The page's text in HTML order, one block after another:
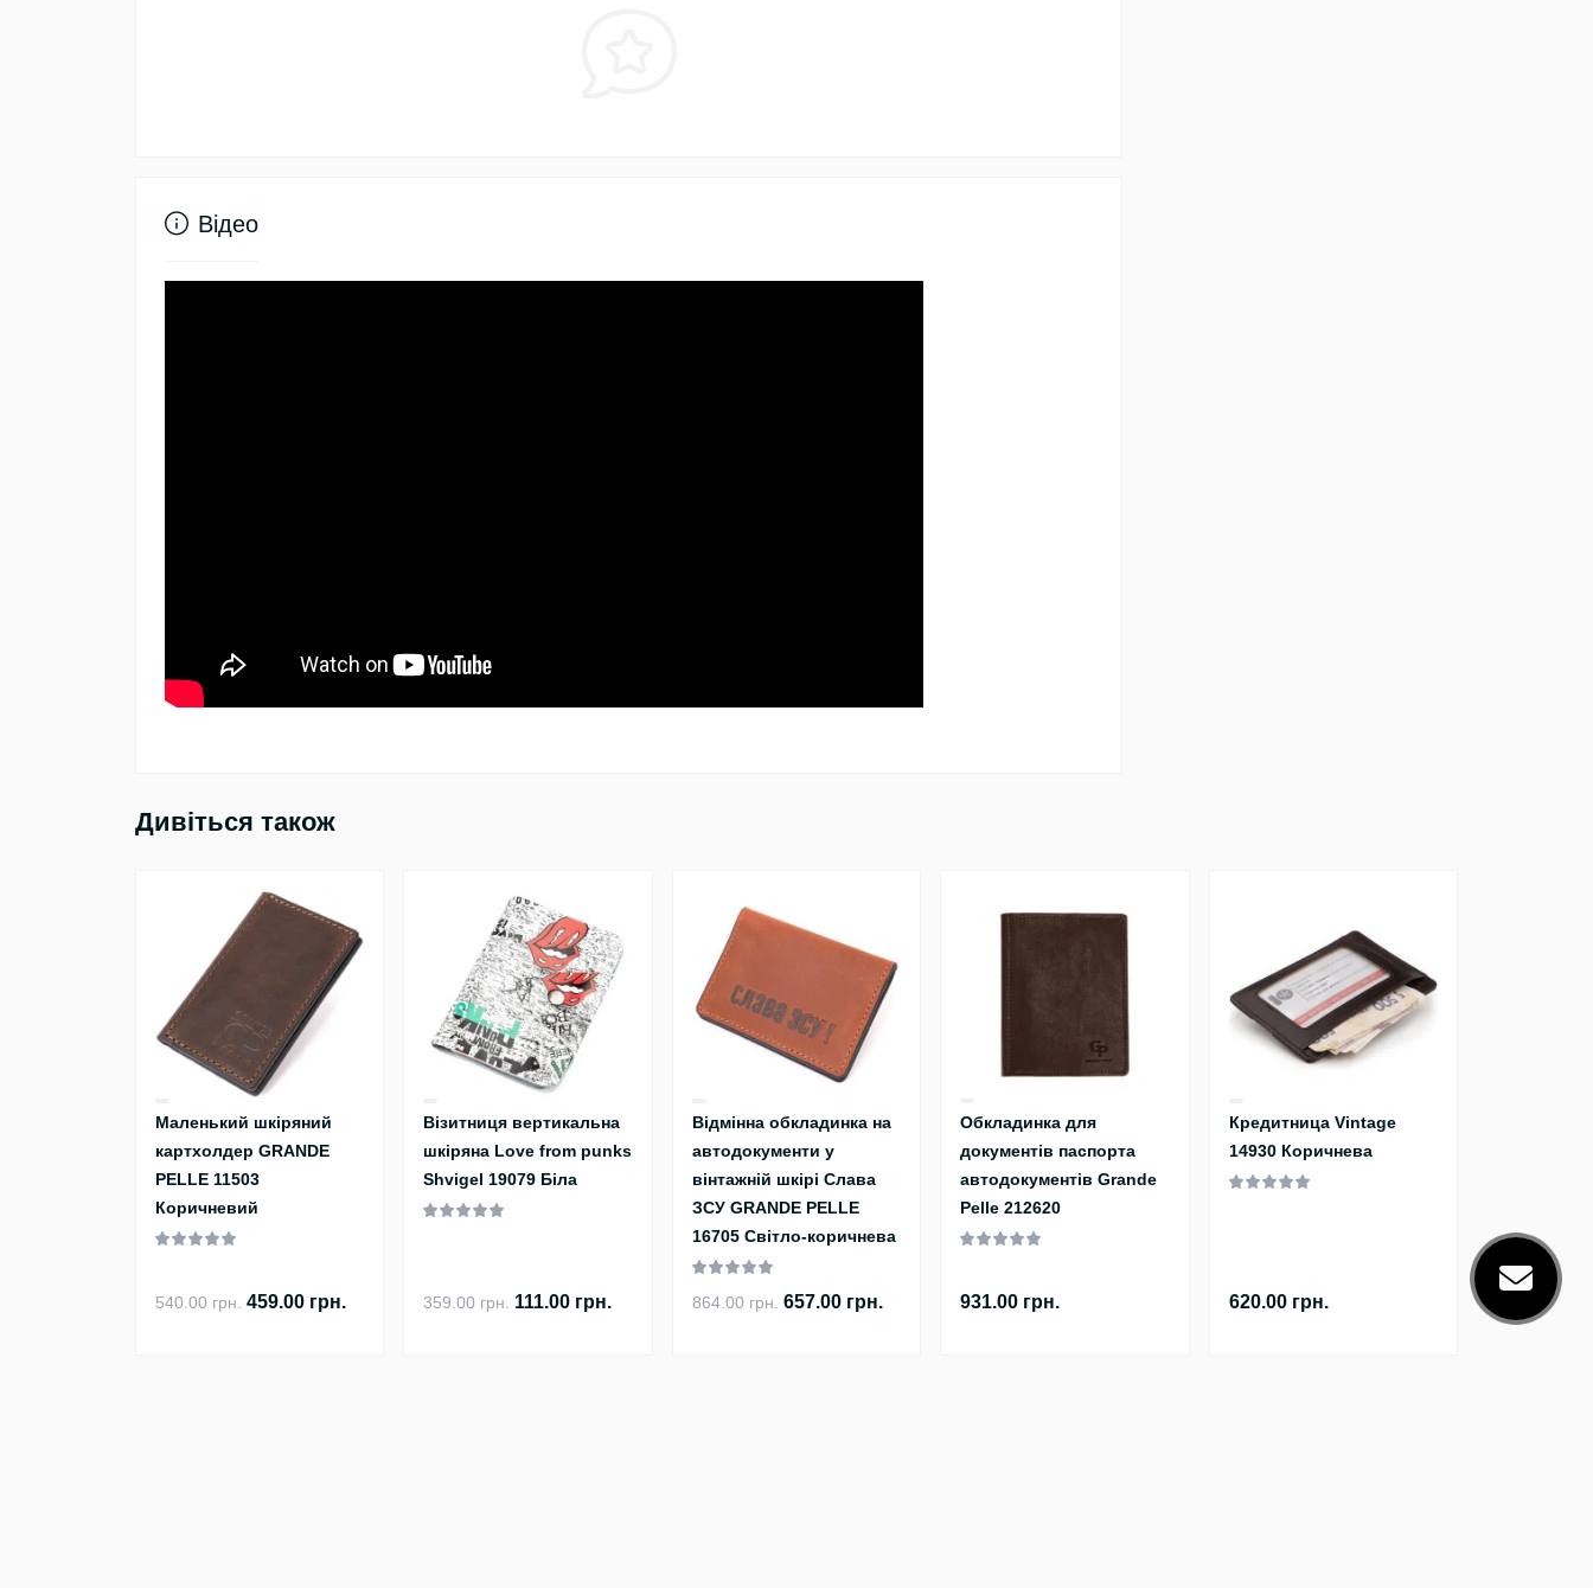
Відео
Дивіться також
Маленький шкіряний
картхолдер GRANDE
PELLE 11503
Коричневий
540.00 грн. 459.00 грн.
Візитниця вертикальна
шкіряна Love from punks
Shvigel 19079 Біла
359.00 грн. 111.00 грн.
Відмінна обкладинка на
автодокументи у
вінтажній шкірі Слава
ЗСУ GRANDE PELLE
16705 Світло-коричнева
864.00 грн. 657.00 грн.
Обкладинка для
документів паспорта
автодокументів Grande
Pelle 212620
931.00 грн.
Кредитница Vintage
14930 Коричнева
620.00 грн.